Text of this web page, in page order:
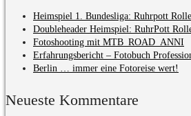
Heimspiel 1. Bundesliga: Ruhrpott
Doubleheader Heimspiel: RuhrPott
Fotoshooting mit MTB_ROAD_ANNI
Erfahrungsbericht – Fotobuch
Berlin … immer eine Fotoreise wert!
Neueste Kommentare